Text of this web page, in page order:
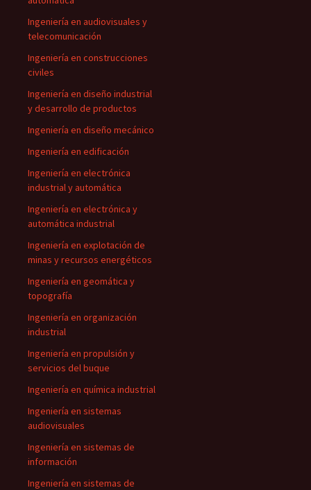
Ingeniería en audiovisuales y
telecomunicación
Ingeniería en construcciones
civiles
Ingeniería en diseño industrial
y desarrollo de productos
Ingeniería en diseño mecánico
Ingeniería en edificación
Ingeniería en electrónica
industrial y automática
Ingeniería en electrónica y
automática industrial
Ingeniería en explotación de
minas y recursos energéticos
Ingeniería en geomática y
topografía
Ingeniería en organización
industrial
Ingeniería en propulsión y
servicios del buque
Ingeniería en química industrial
Ingeniería en sistemas
audiovisuales
Ingeniería en sistemas de
información
Ingeniería en sistemas de